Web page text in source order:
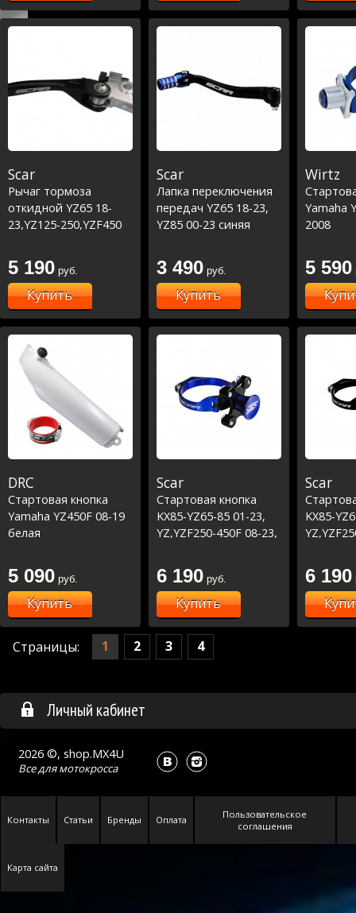
Scar
Рычаг тормоза
откидной YZ65 18-
23,YZ125-250,YZF450
/KX65 00-23, KX85 01-
23,KX125-250 00-
08,KXF250-450 04-12
/RM85 05-19,RM125-
250 04-08,RMZ250-450
04-23
5 190 руб.
Купить
Scar
Лапка переключения
передач YZ65 18-23,
YZ85 00-23 синяя
3 490 руб.
Купить
Wirtz
Yamaha
2008
5 590
DRC
Стартовая кнопка
Yamaha YZ450F 08-19
белая
5 090 руб.
Купить
Scar
Стартовая кнопка
KX85-YZ65-85 01-23,
YZ,YZF250-450F 08-23,
6 190 руб.
Купить
Scar
KX85-
6 190
Страницы: 1 2 3 4
Личный кабинет
2026 ©, shop.MX4U
Все длямотокросса
Контакты Статьи Бренды Оплата
Пользовательское
соглашения
Карта сайта